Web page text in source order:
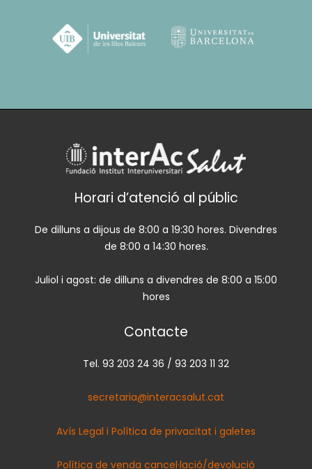
Horari d’atenció al públic
De dilluns a dijous de 8:00 a 19:30 hores. Divendres
de 8:00 a 14:30 hores.
Juliol i agost: de dilluns a divendres de 8:00 a 15:00
hores
Contacte
Tel. 93 203 24 36 / 93 203 11 32
secretaria@interacsalut.cat
Avís Legal i Política de privacitat i galetes
Política de venda cancel·lació/devolució